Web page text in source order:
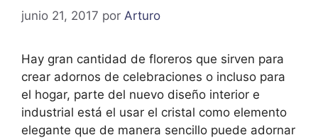
junio 21, 2017 por Arturo
Hay gran cantidad de floreros que sirven para
crear adornos de celebraciones o incluso para
el hogar, parte del nuevo diseño interior e
industrial está el usar el cristal como elemento
elegante que de manera sencillo puede adornar